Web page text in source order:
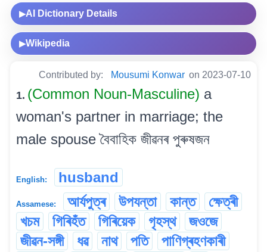
▶AI Dictionary Details
▶Wikipedia
Contributed by: Mousumi Konwar on 2023-07-10
1. (Common Noun-Masculine) a
woman's partner in marriage; the
male spouse বৈবাহিক জীৱনৰ পুৰুষজন
English: husband
Assamese: আৰ্যপুত্ৰ উপযন্তা কান্ত
ক্ষেত্ৰী
খচম
গিৰিহঁত গিৰিয়েক গৃহস্থ
জওজে
জীৱন-সঙ্গী
ধৱ নাথ পতি
পাণিগ্ৰহণকাৰী